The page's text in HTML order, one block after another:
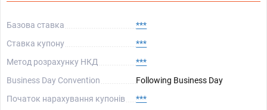
Базова ставка
***
Ставка купону
***
Метод розрахунку НКД
***
Business Day Convention
Following Business Day
Початок нарахування купонів
***